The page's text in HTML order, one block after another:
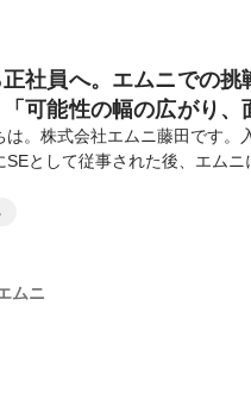
社員へ。エムニでの
可能性の幅の広がり、
は。株式会社エムニ藤田です。
として従事された後、エムニ
最後までお読みいただけます
し、製造業の業務効率化と生産
ムニ